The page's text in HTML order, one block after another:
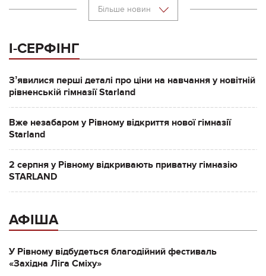
Більше новин
І-СЕРФІНГ
Зʼявилися перші деталі про ціни на навчання у новітній
рівненській гімназії Starland
Вже незабаром у Рівному відкриття нової гімназії
Starland
2 серпня у Рівному відкривають приватну гімназію
STARLAND
АФІША
У Рівному відбудеться благодійний фестиваль
«Західна Ліга Сміху»